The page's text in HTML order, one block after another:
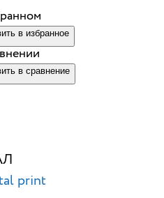
print
в избранное
в сравнение